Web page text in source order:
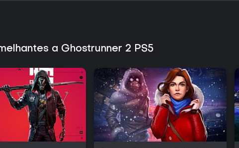
a Ghostrunner 2 PS5